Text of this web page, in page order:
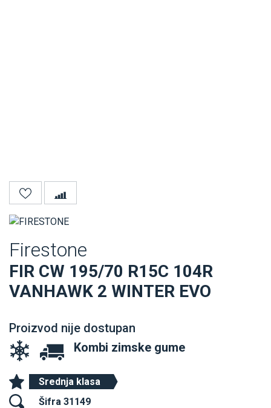
Firestone
FIR CW 195/70 R15C 104R
VANHAWK 2 WINTER EVO
Proizvod nije dostupan
Kombi zimske gume
Srednja klasa
Šifra 31149